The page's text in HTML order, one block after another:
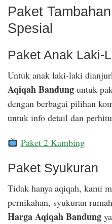
Paket
Spesial
Paket Anak Laki-
Untuk anak laki-laki
Aqiqah Bandung untuk
dengan berbagai pilihan
untuk info detail dan
Paket 2 Kambing
Paket Syukuran
Tidak hanya aqiqah, kami
pernikahan, syukuran
Harga Aqiqah Bandung